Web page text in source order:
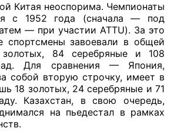
Китая неоспорима. Чемпионаты
с 1952 года (сначала — под
— при участии ATTU). За это
спортсмены завоевали в общей
84 серебряные и 108
Для сравнения — Япония,
собой вторую строчку, имеет в
18 золотых, 24 серебряные и 71
Казахстан, в свою очередь,
на пьедестал в рамках